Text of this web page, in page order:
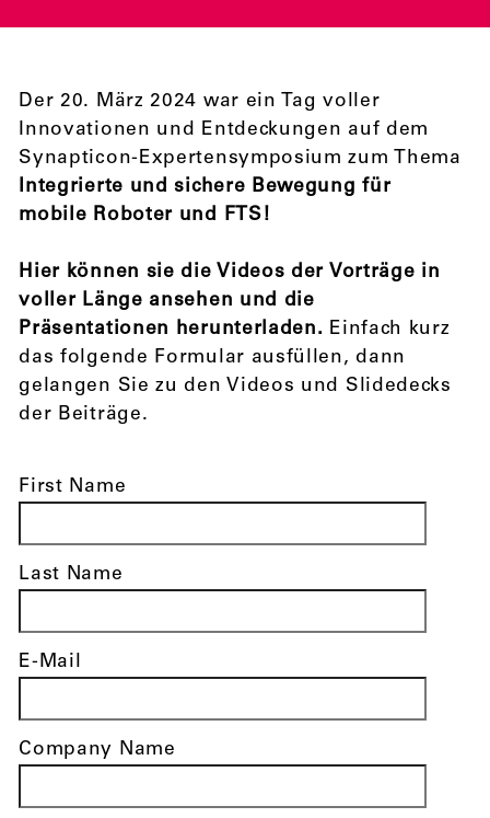
Der 20. März 2024 war ein Tag voller
Innovationen und Entdeckungen auf dem
Synapticon-Expertensymposium zum Thema
Integrierte und sichere Bewegung für
mobile Roboter und FTS!
Hier können sie die Videos der Vorträge in
voller Länge ansehen und die
Präsentationen herunterladen. Einfach kurz
das folgende Formular ausfüllen, dann
gelangen Sie zu den Videos und Slidedecks
der Beiträge.
First Name
Last Name
E-Mail
Company Name